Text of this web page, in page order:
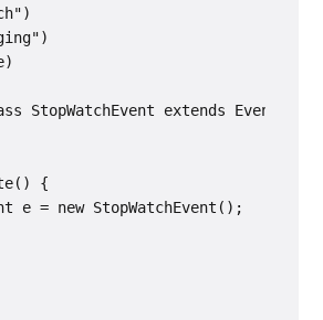
StopWatchEvent extends Event {
{
e = new StopWatchEvent();